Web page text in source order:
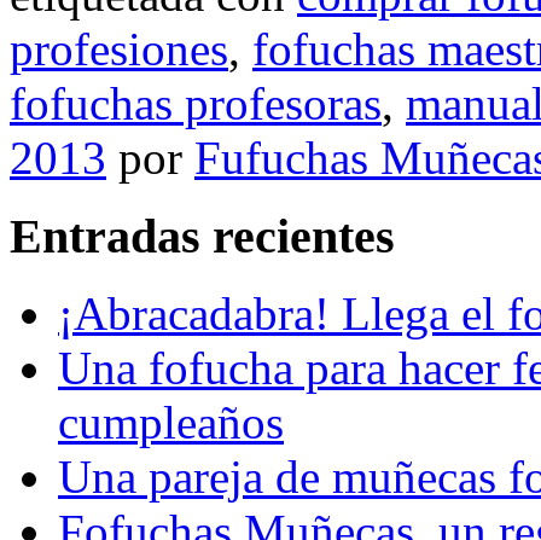
profesiones, fofuchas
fofuchas profesoras,
2013 por Fufuchas
Entradas recientes
¡Abracadabra! Llega el
Una fofucha para hacer
cumpleaños
Una pareja de muñecas